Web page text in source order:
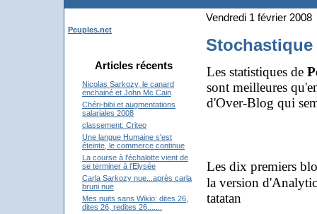
Peuples.net
Articles récents
Nicolas Sarkozy, le canard
enchainé et John Mc Cain
Chéri-bibi et augmentations
salariales 2008
classement: Criteo
Une langue Humaine s'est
éteinte, le commerce continue
La course à l'échalotte vient de
se terminer à l'Elysée
Carla Sarkozy nue...après carla
bruni nue
Mes nuits sans Wikio: dites 26,
dites 26, redites 26.......
Vendredi 1 février 2008
Les statistiques de
sont meilleures
d'Over-Blog qui
Les dix premiers
la version
tatatan